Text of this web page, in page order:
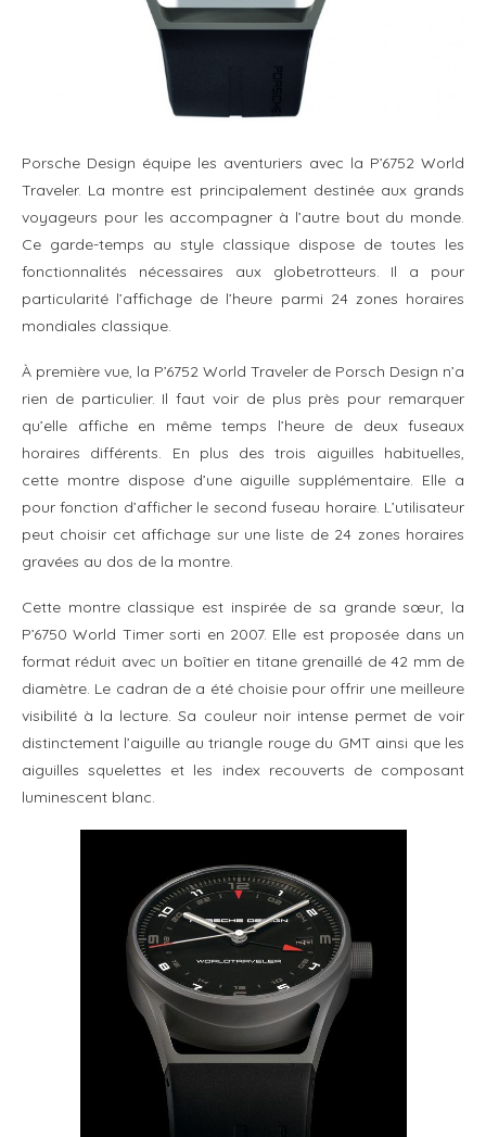
Porsche Design équipe les aventuriers avec la P’6752 World
Traveler. La montre est principalement destinée aux grands
voyageurs pour les accompagner à l’autre bout du monde.
Ce garde-temps au style classique dispose de toutes les
fonctionnalités nécessaires aux globetrotteurs. Il a pour
particularité l’affichage de l’heure parmi 24 zones horaires
mondiales classique.
À première vue, la P’6752 World Traveler de Porsch Design n’a
rien de particulier. Il faut voir de plus près pour remarquer
qu’elle affiche en même temps l’heure de deux fuseaux
horaires différents. En plus des trois aiguilles habituelles,
cette montre dispose d’une aiguille supplémentaire. Elle a
pour fonction d’afficher le second fuseau horaire. L’utilisateur
peut choisir cet affichage sur une liste de 24 zones horaires
gravées au dos de la montre.
Cette montre classique est inspirée de sa grande sœur, la
P’6750 World Timer sorti en 2007. Elle est proposée dans un
format réduit avec un boîtier en titane grenaillé de 42 mm de
diamètre. Le cadran de a été choisie pour offrir une meilleure
visibilité à la lecture. Sa couleur noir intense permet de voir
distinctement l’aiguille au triangle rouge du GMT ainsi que les
aiguilles squelettes et les index recouverts de composant
luminescent blanc.